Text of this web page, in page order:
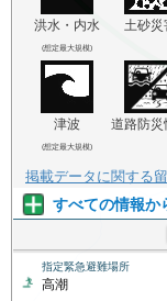
洪水・内水
(想定最大規模)
土砂災
津波
(想定最大規模)
道路防災
掲載データに関する
すべての情報か
指定緊急避難場所
高潮